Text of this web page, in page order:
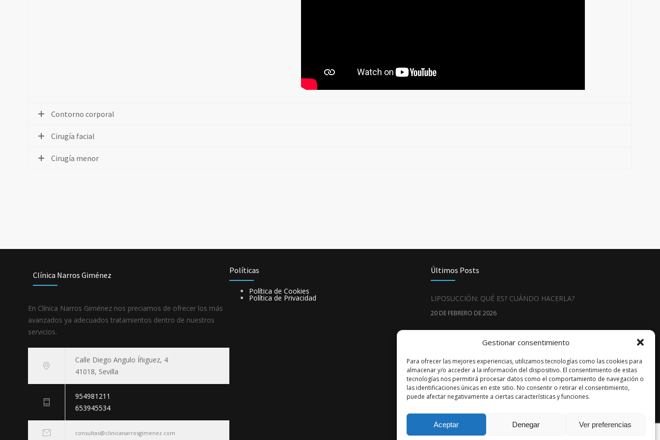
Gestionar consentimiento
Para ofrecer las mejores experiencias, utilizamos tecnologías como las cookies para
almacenar y/o acceder a la información del dispositivo. El consentimiento de estas
tecnologías nos permitirá procesar datos como el comportamiento de navegación o
las identificaciones únicas en este sitio. No consentir o retirar el consentimiento,
puede afectar negativamente a ciertas características y funciones.
Aceptar Denegar Ver preferencias
Contorno corporal
Cirugía facial
Cirugía menor
Clínica Narros Giménez
En Clínica Narros Giménez nos preciamos de ofrecer los más
avanzados ya adecuados tratamientos dentro de nuestros
servicios.
Calle Diego Angulo Íñiguez, 4
41018, Sevilla
954981211
653945534
consultas@clinicanarrosgimenez.com
Políticas
Política de Cookies
Política de Privacidad
Últimos Posts
LIPOSUCCIÓN: QUÉ ES? CUÁNDO HACERLA?
20 DE FEBRERO DE 2026